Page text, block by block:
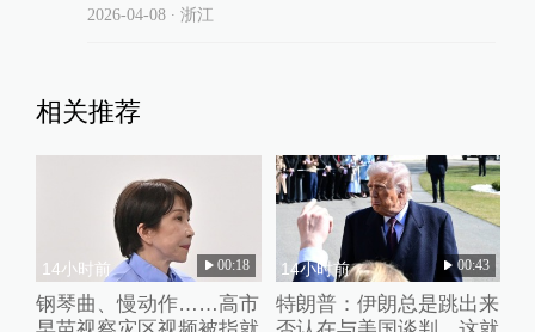
2026-04-08∙ 浙江
相关推荐
14小时前 00:18
钢琴曲、慢动作……高市
14小时前 00:43
特朗普：伊朗总是跳出来